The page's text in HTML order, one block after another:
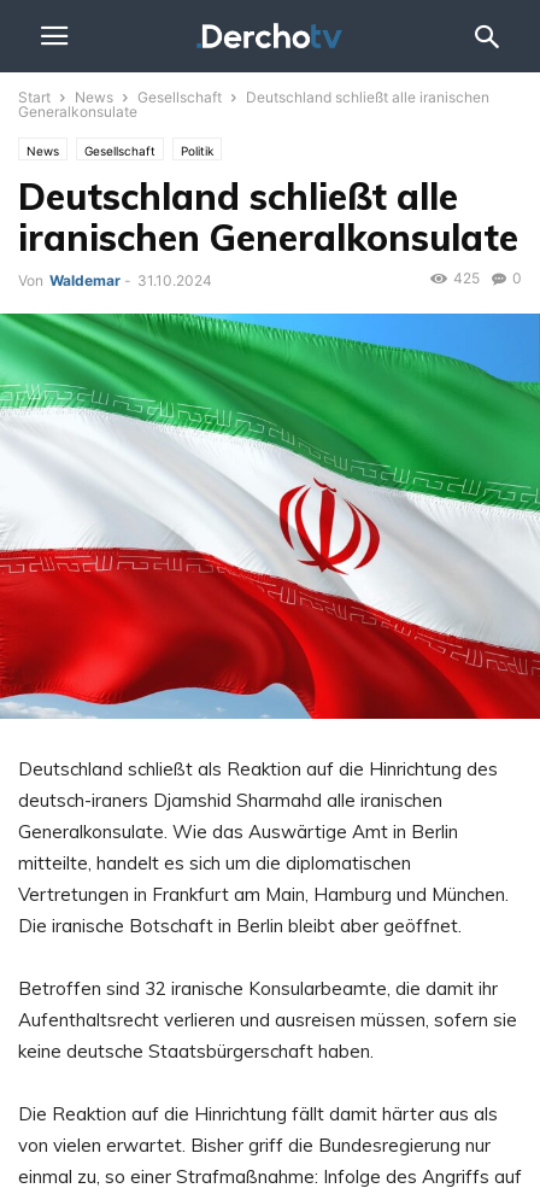
Start News Gesellschaft
Deutschland schließt alle iranischen
Generalkonsulate
News Gesellschaft Politik
Deutschland schließt alle
iranischen Generalkonsulate
Von Waldemar - 31.10.2024 0
425
Deutschland schließt als Reaktion auf die Hinrichtung des
deutsch-iraners Djamshid Sharmahd alle iranischen
Generalkonsulate. Wie das Auswärtige Amt in Berlin
mitteilte, handelt es sich um die diplomatischen
Vertretungen in Frankfurt am Main, Hamburg und München.
Die iranische Botschaft in Berlin bleibt aber geöffnet.
Betroffen sind 32 iranische Konsularbeamte, die damit ihr
Aufenthaltsrecht verlieren und ausreisen müssen, sofern sie
keine deutsche Staatsbürgerschaft haben.
Die Reaktion auf die Hinrichtung fällt damit härter aus als
von vielen erwartet. Bisher griff die Bundesregierung nur
einmal zu, so einer Strafmaßnahme: Infolge des Angriffs auf